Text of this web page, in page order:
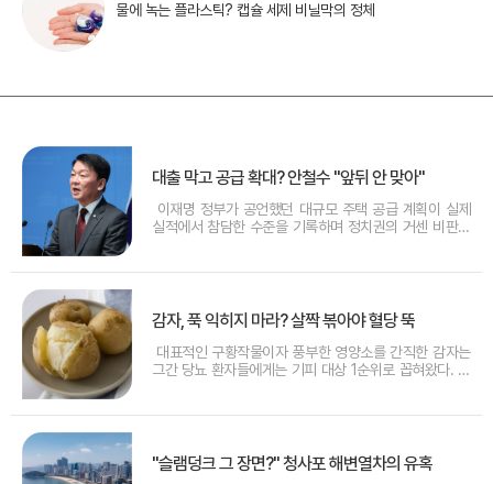
물에 녹는 플라스틱? 캡슐 세제 비닐막의 정체
대출 막고 공급 확대? 안철수 "앞뒤 안 맞아"
이재명 정부가 공언했던 대규모 주택 공급 계획이 실제
실적에서 참담한 수준을 기록하며 정치권의 거센 비판에
감자, 푹 익히지 마라? 살짝 볶아야 혈당 뚝
대표적인 구황작물이자 풍부한 영양소를 간직한 감자는
그간 당뇨 환자들에게는 기피 대상 1순위로 꼽혀왔다. 높
"슬램덩크 그 장면?" 청사포 해변열차의 유혹